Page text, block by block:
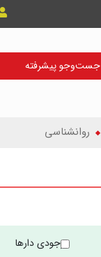
جست‌و‌جو پیشرفته
روانشناسی
موجودی دارها